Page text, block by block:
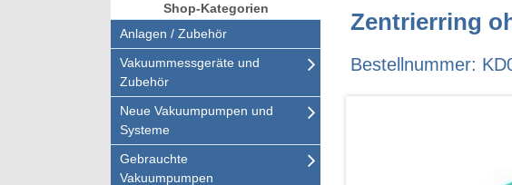
Shop-Kategorien
Anlagen / Zubehör
Vakuummessgeräte und
Zubehör
Neue Vakuumpumpen und
Systeme
Gebrauchte
Vakuumpumpen
Zentrierring
Bestellnummer: